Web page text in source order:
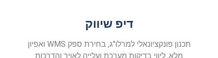
דיפ שיווק
תכנון פונקציונאלי למרלו"ג, בחירת ספק WMS ואפיון
מלא, ליווי בדיקות מערכת ועלייה לאויר והדרכות